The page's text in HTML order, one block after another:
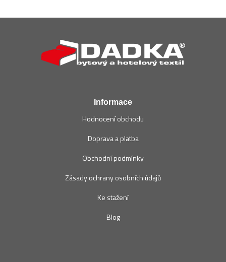
Informace
Hodnocení obchodu
Doprava a platba
Obchodní podmínky
Zásady ochrany osobních údajů
Ke stažení
Blog